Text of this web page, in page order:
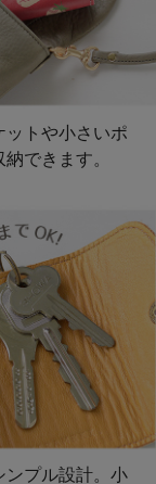
ットや小さいポ
できます。
ンプル設計。小